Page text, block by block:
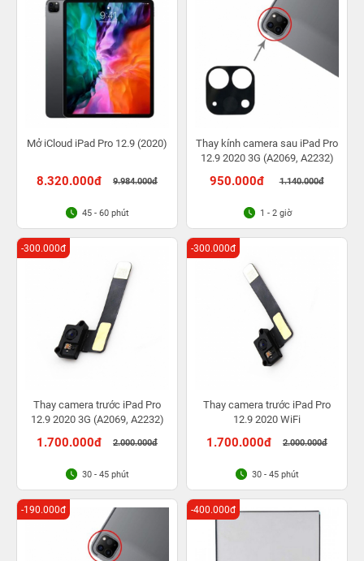
Mở iCloud iPad Pro 12.9 (2020)
8.320.000đ 9.984.000đ
45 - 60 phút
Thay kính camera sau iPad Pro
12.9 2020 3G (A2069, A2232)
950.000đ 1.140.000đ
1 - 2 giờ
Thay camera trước iPad Pro
12.9 2020 3G (A2069, A2232)
1.700.000đ 2.000.000đ
-300.000đ
30 - 45 phút
Thay camera trước iPad Pro
12.9 2020 WiFi
1.700.000đ 2.000.000đ
-300.000đ
30 - 45 phút
-190.000đ -400.000đ